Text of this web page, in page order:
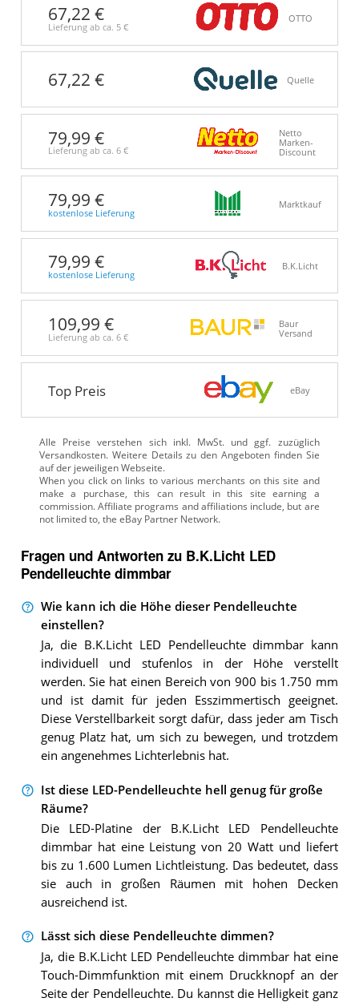
67,22 €
Lieferung ab ca. 5 €
OTTO
67,22 € Quelle
79,99 €
Lieferung ab ca. 6 €
Netto
Marken-
Discount
79,99 €
kostenlose Lieferung
Marktkauf
79,99 €
kostenlose Lieferung
B.K.Licht
109,99 €
Lieferung ab ca. 6 €
Baur
Versand
Top Preis eBay
Alle Preise verstehen sich inkl. MwSt. und ggf. zuzüglich
Versandkosten. Weitere Details zu den Angeboten finden Sie
auf der jeweiligen Webseite.
Fragen und Antworten zu B.K.Licht LED
Pendelleuchte dimmbar
Wie kann ich die Höhe dieser Pendelleuchte
einstellen?
Ja, die B.K.Licht LED Pendelleuchte dimmbar kann
individuell und stufenlos in der Höhe verstellt
werden. Sie hat einen Bereich von 900 bis 1.750 mm
und ist damit für jeden Esszimmertisch geeignet.
Diese Verstellbarkeit sorgt dafür, dass jeder am Tisch
genug Platz hat, um sich zu bewegen, und trotzdem
ein angenehmes Lichterlebnis hat.
Ist diese LED-Pendelleuchte hell genug für große
Räume?
Die LED-Platine der B.K.Licht LED Pendelleuchte
dimmbar hat eine Leistung von 20 Watt und liefert
bis zu 1.600 Lumen Lichtleistung. Das bedeutet, dass
sie auch in großen Räumen mit hohen Decken
ausreichend ist.
Lässt sich diese Pendelleuchte dimmen?
Ja, die B.K.Licht LED Pendelleuchte dimmbar hat eine
Touch-Dimmfunktion mit einem Druckknopf an der
Seite der Pendelleuchte. Du kannst die Helligkeit ganz